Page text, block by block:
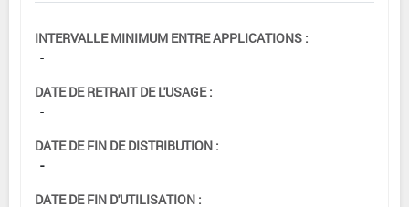
INTERVALLE MINIMUM ENTRE APPLICATIONS :
-
DATE DE RETRAIT DE L'USAGE :
-
DATE DE FIN DE DISTRIBUTION :
-
DATE DE FIN D'UTILISATION :